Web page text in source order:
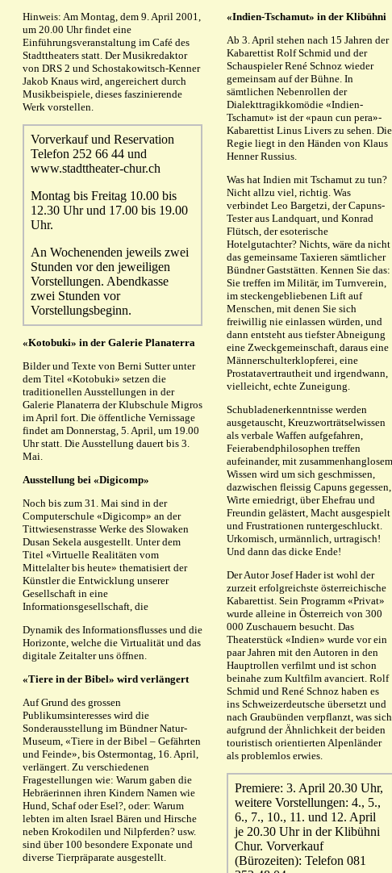
Hinweis: Am Montag, dem 9. April 2001,
um 20.00 Uhr findet eine
Einführungsveranstaltung im Café des
Stadttheaters statt. Der Musikredaktor
von DRS 2 und Schostakowitsch-Kenner
Jakob Knaus wird, angereichert durch
Musikbeispiele, dieses faszinierende
Werk vorstellen.
Vorverkauf und Reservation
Telefon 252 66 44 und
www.stadttheater-chur.ch
Montag bis Freitag 10.00 bis
12.30 Uhr und 17.00 bis 19.00
Uhr.
An Wochenenden jeweils zwei
Stunden vor den jeweiligen
Vorstellungen. Abendkasse
zwei Stunden vor
Vorstellungsbeginn.
«Kotobuki» in der Galerie Planaterra
Bilder und Texte von Berni Sutter unter
dem Titel «Kotobuki» setzen die
traditionellen Ausstellungen in der
Galerie Planaterra der Klubschule Migros
im April fort. Die öffentliche Vernissage
findet am Donnerstag, 5. April, um 19.00
Uhr statt. Die Ausstellung dauert bis 3.
Mai.
Ausstellung bei «Digicomp»
Noch bis zum 31. Mai sind in der
Computerschule «Digicomp» an der
Tittwiesenstrasse Werke des Slowaken
Dusan Sekela ausgestellt. Unter dem
Titel «Virtuelle Realitäten vom
Mittelalter bis heute» thematisiert der
Künstler die Entwicklung unserer
Gesellschaft in eine
Informationsgesellschaft, die
Dynamik des Informationsflusses und die
Horizonte, welche die Virtualität und das
digitale Zeitalter uns öffnen.
«Tiere in der Bibel» wird verlängert
Auf Grund des grossen
Publikumsinteresses wird die
Sonderausstellung im Bündner Natur-
Museum, «Tiere in der Bibel – Gefährten
und Feinde», bis Ostermontag, 16. April,
verlängert. Zu verschiedenen
Fragestellungen wie: Warum gaben die
Hebräerinnen ihren Kindern Namen wie
Hund, Schaf oder Esel?, oder: Warum
lebten im alten Israel Bären und Hirsche
neben Krokodilen und Nilpferden? usw.
sind über 100 besondere Exponate und
diverse Tierpräparate ausgestellt.
«Indien-Tschamut» in der Klibühni
Ab 3. April stehen nach 15 Jahren der
Kabarettist Rolf Schmid und der
Schauspieler René Schnoz wieder
gemeinsam auf der Bühne. In
sämtlichen Nebenrollen der
Dialekttragikkomödie «Indien-
Tschamut» ist der «paun cun pera»-
Kabarettist Linus Livers zu sehen. Die
Regie liegt in den Händen von Klaus
Henner Russius.
Was hat Indien mit Tschamut zu tun?
Nicht allzu viel, richtig. Was
verbindet Leo Bargetzi, der Capuns-
Tester aus Landquart, und Konrad
Flütsch, der esoterische
Hotelgutachter? Nichts, wäre da nicht
das gemeinsame Taxieren sämtlicher
Bündner Gaststätten. Kennen Sie das:
Sie treffen im Militär, im Turnverein,
im steckengebliebenen Lift auf
Menschen, mit denen Sie sich
freiwillig nie einlassen würden, und
dann entsteht aus tiefster Abneigung
eine Zweckgemeinschaft, daraus eine
Männerschulterklopferei, eine
Prostatavertrautheit und irgendwann,
vielleicht, echte Zuneigung.
Schubladenerkenntnisse werden
ausgetauscht, Kreuzworträtselwissen
als verbale Waffen aufgefahren,
Feierabendphilosophen treffen
aufeinander, mit zusammenhanglosem
Wissen wird um sich geschmissen,
dazwischen fleissig Capuns gegessen,
Wirte erniedrigt, über Ehefrau und
Freundin gelästert, Macht ausgespielt
und Frustrationen runtergeschluckt.
Urkomisch, urmännlich, urtragisch!
Und dann das dicke Ende!
Der Autor Josef Hader ist wohl der
zurzeit erfolgreichste österreichische
Kabarettist. Sein Programm «Privat»
wurde alleine in Österreich von 300
000 Zuschauern besucht. Das
Theaterstück «Indien» wurde vor ein
paar Jahren mit den Autoren in den
Hauptrollen verfilmt und ist schon
beinahe zum Kultfilm avanciert. Rolf
Schmid und René Schnoz haben es
ins Schweizerdeutsche übersetzt und
nach Graubünden verpflanzt, was sich
aufgrund der Ähnlichkeit der beiden
touristisch orientierten Alpenländer
als problemlos erwies.
Premiere: 3. April 20.30 Uhr,
weitere Vorstellungen: 4., 5.,
6., 7., 10., 11. und 12. April
je 20.30 Uhr in der Klibühni
Chur. Vorverkauf
(Bürozeiten): Telefon 081